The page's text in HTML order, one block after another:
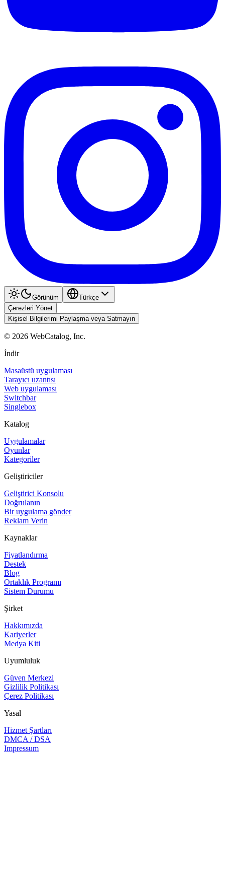
Görünüm
Türkçe
Çerezleri Yönet
Kişisel Bilgilerimi Paylaşma veya Satmayın
© 2026 WebCatalog, Inc.
İndir
Masaüstü uygulaması
Tarayıcı uzantısı
Web uygulaması
Switchbar
Singlebox
Katalog
Uygulamalar
Oyunlar
Kategoriler
Geliştiriciler
Geliştirici Konsolu
Doğrulanın
Bir uygulama gönder
Reklam Verin
Kaynaklar
Fiyatlandırma
Destek
Blog
Ortaklık Programı
Sistem Durumu
Şirket
Hakkımızda
Kariyerler
Medya Kiti
Uyumluluk
Güven Merkezi
Gizlilik Politikası
Çerez Politikası
Yasal
Hizmet Şartları
DMCA / DSA
Impressum